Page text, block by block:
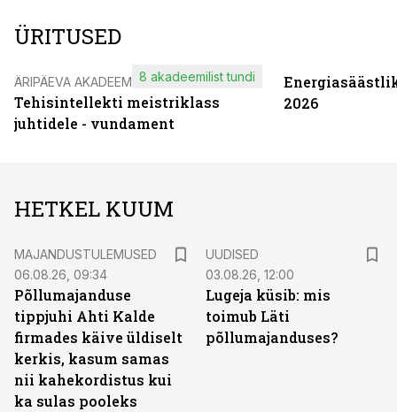
ÜRITUSED
ÄRIPÄEVA AKADEEMIA
Tehisintellekti meistriklass
juhtidele - vundament
8 akadeemilist tundi
2026
HETKEL KUUM
MAJANDUSTULEMUSED
06.08.26, 09:34
Põllumajanduse
tippjuhi Ahti Kalde
firmades käive üldiselt
kerkis, kasum samas
nii kahekordistus kui
ka sulas pooleks
UUDISED
03.08.26, 12:00
Lugeja küsib: mis
toimub Läti
põllumajanduses?